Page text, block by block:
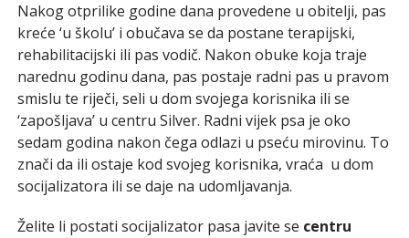
Nakog otprilike godine dana provedene u obitelji, pas
kreće ‘u školu’ i obučava se da postane terapijski,
rehabilitacijski ili pas vodič. Nakon obuke koja traje
narednu godinu dana, pas postaje radni pas u pravom
smislu te riječi, seli u dom svojega korisnika ili se
‘zapošljava’ u centru Silver. Radni vijek psa je oko
sedam godina nakon čega odlazi u pseću mirovinu. To
znači da ili ostaje kod svojeg korisnika, vraća u dom
socijalizatora ili se daje na udomljavanja.
Želite li postati socijalizator pasa javite se centru